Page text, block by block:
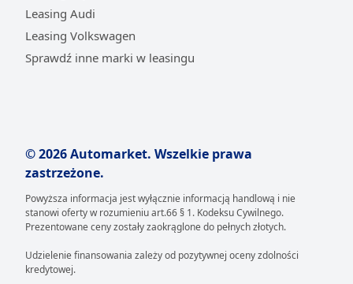
Jak skorzystać z leasingu nowej Alfy Romeo?
Skorzystanie z leasingu nowej Alfy Romeo na
platformie Automarket.pl jest procesem
samochody.Intuicyjny interfejs strony pozwala
szybko znaleźć wymarzony egzemplarz i przejść do
kluczowego etapu, jakim jest personalizacja
warunków finansowania.
indywidualnych możliwości, jest kalkulator leasingowy.
Pozwala on w kilku prostych krokach precyzyjnie
Leasing Audi
Leasing Volkswagen
Sprawdź inne marki w leasingu
© 2026 Automarket. Wszelkie prawa
zastrzeżone.
Powyższa informacja jest wyłącznie informacją handlową i nie
stanowi oferty w rozumieniu art.66 § 1. Kodeksu Cywilnego.
Prezentowane ceny zostały zaokrąglone do pełnych złotych.
Udzielenie finansowania zależy od pozytywnej oceny zdolności
kredytowej.